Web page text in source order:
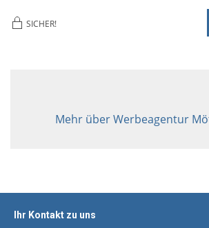
SICHER!
Mehr über Werbeagentur
Ihr Kontakt zu uns